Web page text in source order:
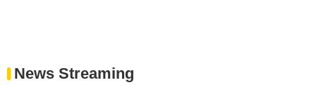
News Streaming